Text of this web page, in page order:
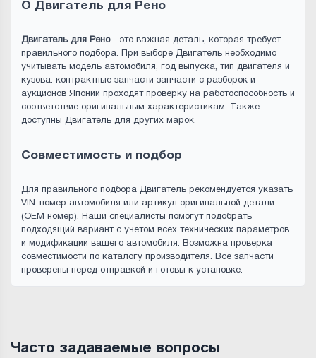
О Двигатель для Рено
Двигатель для Рено- это важная деталь, которая требует
правильного подбора. При выборе Двигатель необходимо
учитывать модель автомобиля, год выпуска, тип двигателя и
кузова. контрактные запчасти запчасти с разборок и
аукционов Японии проходят проверку на работоспособность и
соответствие оригинальным характеристикам. Также
доступны Двигатель для других марок.
Совместимость и подбор
Для правильного подбора Двигатель рекомендуется указать
VIN-номер автомобиля или артикул оригинальной детали
(OEM номер). Наши специалисты помогут подобрать
подходящий вариант с учетом всех технических параметров
и модификации вашего автомобиля. Возможна проверка
совместимости по каталогу производителя. Все запчасти
проверены перед отправкой и готовы к установке.
Часто задаваемые вопросы